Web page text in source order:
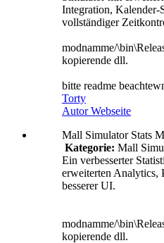
Integration, Kalender-
vollständiger
modnamme/
kopierende dll.
bitte readme
Torty
Autor Webseite
Mall Simulator Stats
Kategorie: Mall
Ein verbesserter
erweiterten Analytics,
besserer UI.
modnamme/
kopierende dll.